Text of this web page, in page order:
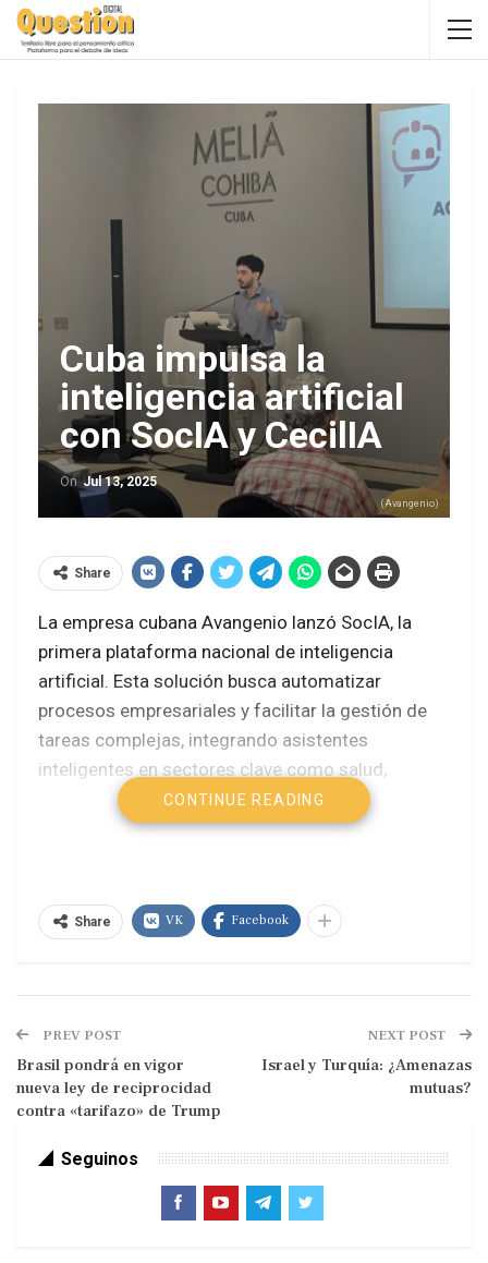
Cuba impulsa la
inteligencia artificial
con SocIA y CecilIA
OnJul 13, 2025
(Avangenio)
Share
La empresa cubana Avangenio lanzó SocIA, la
primera plataforma nacional de inteligencia
artificial. Esta solución busca automatizar
procesos empresariales y facilitar la gestión de
tareas complejas, integrando asistentes
inteligentes en sectores clave como salud,
educación y logística.
modelo de servicio, estructurado en planes
Básico, Avanzado y Enterprise, democratiza el
Vicente Garófalo Jerez, líder técnico del proyecto,
afirmó: “El cliente es el principal conocedor de su
negocio”, destacando el enfoque personalizado
estratégico para la soberanía tecnológica de
Cuba, evitando la dependencia de soluciones
extranjeras y adaptándose a las necesidades
CONTINUE READING
Share VK Facebook
PREV POST
Brasil pondrá en vigor
nueva ley de reciprocidad
contra «tarifazo» de Trump
NEXT POST
Israel y Turquía: ¿Amenazas
mutuas?
Seguinos